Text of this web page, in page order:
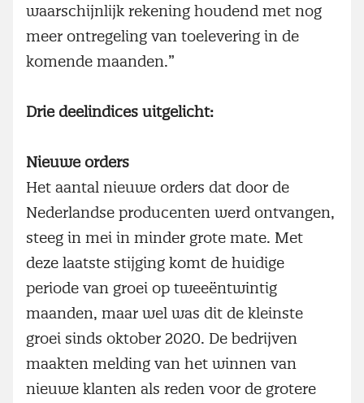
waarschijnlijk rekening houdend met nog
meer ontregeling van toelevering in de
komende maanden.”
Drie deelindices uitgelicht:
Nieuwe orders
Het aantal nieuwe orders dat door de
Nederlandse producenten werd ontvangen,
steeg in mei in minder grote mate. Met
deze laatste stijging komt de huidige
periode van groei op tweeëntwintig
maanden, maar wel was dit de kleinste
groei sinds oktober 2020. De bedrijven
maakten melding van het winnen van
nieuwe klanten als reden voor de grotere